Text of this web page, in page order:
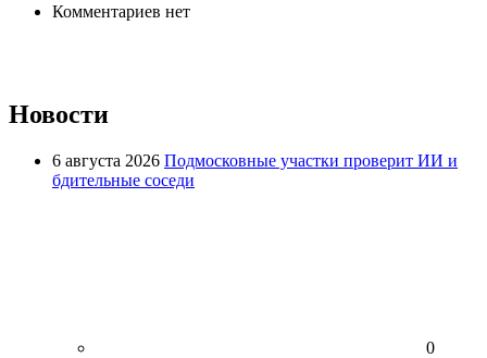
Комментариев нет
Новости
6 августа 2026 Подмосковные участки проверит ИИ и
бдительные соседи
0